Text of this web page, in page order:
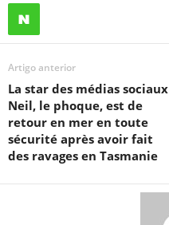
Artigo anterior
La star des médias sociaux
Neil, le phoque, est de
retour en mer en toute
sécurité après avoir fait
des ravages en Tasmanie